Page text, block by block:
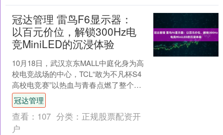
冠达管理 雷鸟F6显示器：
以百元价位，解锁300Hz电
竞MiniLED的沉浸体验
10月18日，武汉京东MALL中庭化身为高
校电竞战场的中心，TCL“敢为不凡杯S4
高校电竞赛”以热血与青春点燃了整个光
谷，观众的呐喊与键盘的敲击声交织在
一起。L....
冠达管理
查看： 107 分类： 正规股票配资开
户